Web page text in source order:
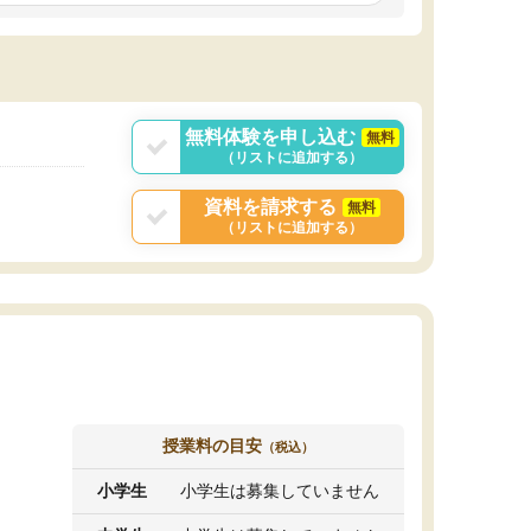
あれば自学自習で
からず辞めること
と感じました。
無料体験を申し込む
無料
（リストに追加する）
資料を請求する
無料
（リストに追加する）
授業料の目安 （税込）
小学生 小学生は募集していません